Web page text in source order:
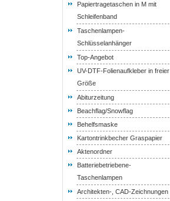
Papiertragetaschen in M mit
Schleifenband
Taschenlampen-
Schlüsselanhänger
Top-Angebot
UV-DTF-Folienaufkleber in freier
Größe
Abiturzeitung
Beachflag/Snowflag
Behelfsmaske
Kartontrinkbecher Graspapier
Aktenordner
Batteriebetriebene-
Taschenlampen
Architekten-, CAD-Zeichnungen